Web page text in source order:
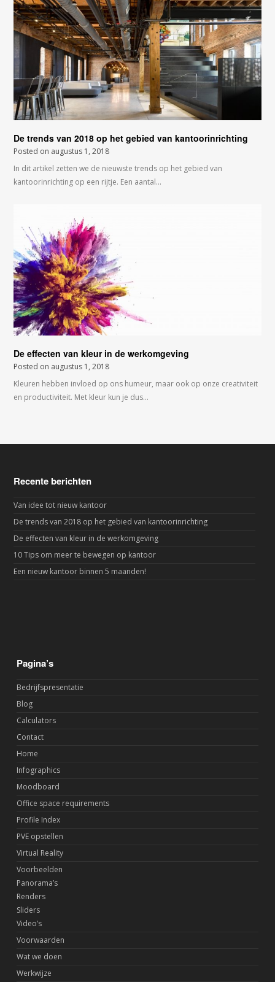
De trends van 2018 op het gebied van kantoorinrichting
Posted on augustus 1, 2018
In dit artikel zetten we de nieuwste trends op het gebied van
kantoorinrichting op een rijtje. Een aantal…
De effecten van kleur in de werkomgeving
Posted on augustus 1, 2018
Kleuren hebben invloed op ons humeur, maar ook op onze creativiteit
en productiviteit. Met kleur kun je dus…
Recente berichten
Van idee tot nieuw kantoor
De trends van 2018 op het gebied van kantoorinrichting
De effecten van kleur in de werkomgeving
10 Tips om meer te bewegen op kantoor
Een nieuw kantoor binnen 5 maanden!
Pagina’s
Bedrijfspresentatie
Blog
Calculators
Contact
Home
Infographics
Moodboard
Office space requirements
Profile Index
PVE opstellen
Virtual Reality
Voorbeelden
Panorama’s
Renders
Sliders
Video’s
Voorwaarden
Wat we doen
Werkwijze